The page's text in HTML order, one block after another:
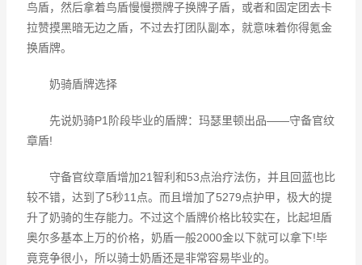
鸟盾，然后拿着鸟盾慢慢攒牌子换牌子盾，或者和固定团去卡
拉赞摸黑暗无边之盾，不过去打团队副本，就意味着你得氪金
换盾牌。
奶骑盾牌选择
先说奶骑P1阶段毕业的盾牌：玛瑟里顿出品——守备官纹
章盾!
守备官纹章盾增加21智利和53点治疗法伤，并且回蓝也比
较不错，达到了5秒11点。而且增加了5279点护甲，极大的提
升了奶骑的生存能力。不过这个盾牌价格比较实在，比起坦盾
奥尔多基本上万的价格，奶盾一般2000金以下就可以拿下!毕
竟竞争很小，所以骑士奶盾还是非常容易毕业的。